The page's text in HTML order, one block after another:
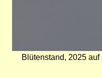
Blütenstand, 2025